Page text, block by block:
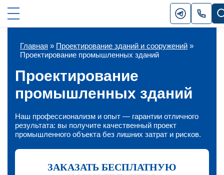
Главная » Проектирование зданий и сооружений »
Проектирование промышленных зданий
Проектирование
промышленных зданий
Наш профессионализм и опыт — гарантии отличного
результата: вы получите качественный проект
промышленного объекта без лишних затрат и рисков.
ЗАКАЗАТЬ БЕСПЛАТНУЮ